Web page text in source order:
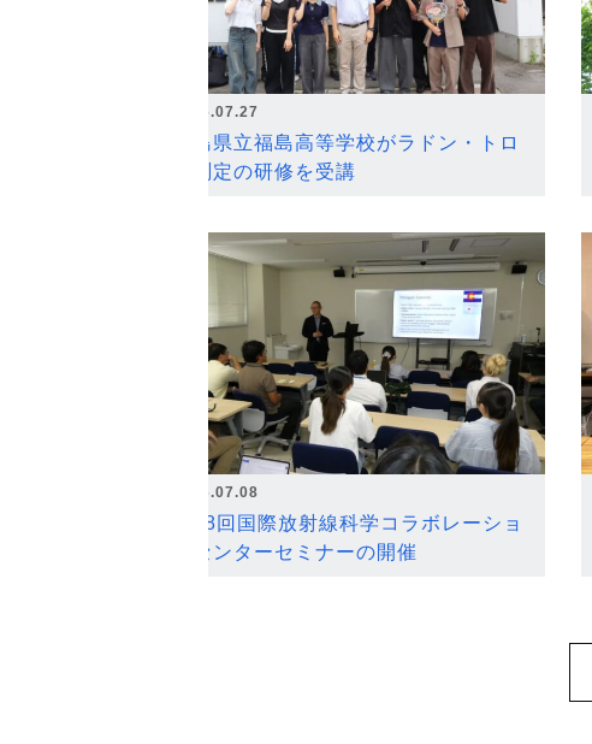
2026.07.27
福島県立福島高等学校がラドン・トロ
ン測定の研修を受講
2026.07.08
第18回国際放射線科学コラボレーショ
ンセンターセミナーの開催